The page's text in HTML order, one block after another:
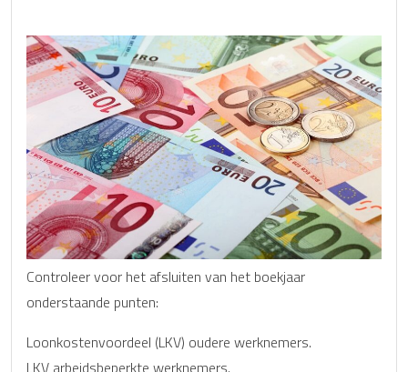
Controleer voor het afsluiten van het boekjaar
onderstaande punten:
Loonkostenvoordeel (LKV) oudere werknemers.